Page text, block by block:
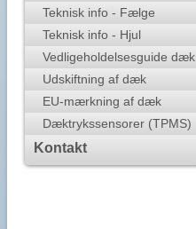
Teknisk info - Fælge
Teknisk info - Hjul
Vedligeholdelsesguide dæk
Udskiftning af dæk
EU-mærkning af dæk
Dæktrykssensorer (TPMS)
Kontakt